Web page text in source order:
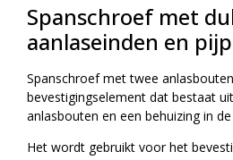
Spanschroef met
aanlaseinden en
Spanschroef met twee
bevestigingselement dat bestaat
anlasbouten en een behuizing in
Het wordt gebruikt voor het